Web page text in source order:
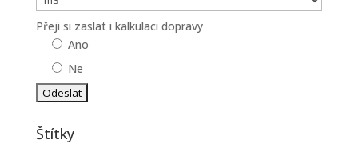
Přeji si zaslat i kalkulaci dopravy
Ano
Ne
Štítky